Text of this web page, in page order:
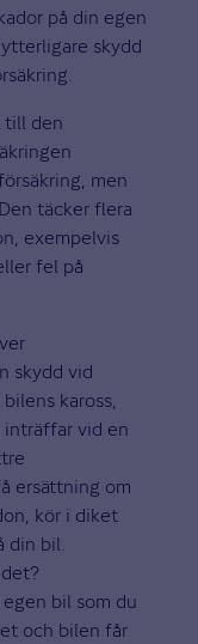
på din egen
skydd
till den
men
täcker flera
exempelvis
fel på
skydd vid
kaross,
inträffar vid en
ersättning om
kör i diket
din bil.
bil som du
och bilen får